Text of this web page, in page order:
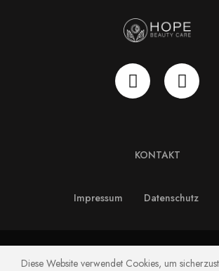
KONTAKT
Impressum Datenschutz
Diese Website verwendet Cookies, um